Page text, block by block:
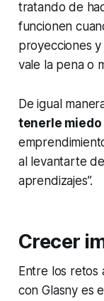
tratando de
funcionen
proyecciones
vale la pena o
De igual
tenerle
al levantarte
aprendizajes”.
Crecer
Entre los retos
con Glasny es